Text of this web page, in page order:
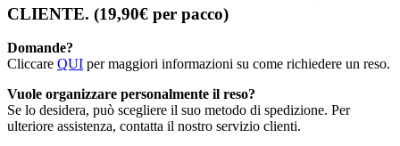
CLIENTE. (19,90€ per pacco)
Domande?
Cliccare QUI per maggiori informazioni su come richiedere un reso.
Vuole organizzare personalmente il reso?
Se lo desidera, può scegliere il suo metodo di spedizione. Per
ulteriore assistenza, contatta il nostro servizio clienti.